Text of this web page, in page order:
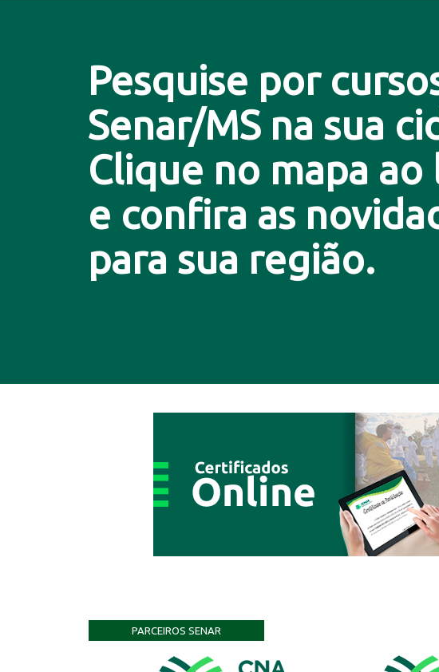
Pesquise por
Senar/MS na sua
Clique no mapa ao
e confira as
para sua região.
PARCEIROS SENAR